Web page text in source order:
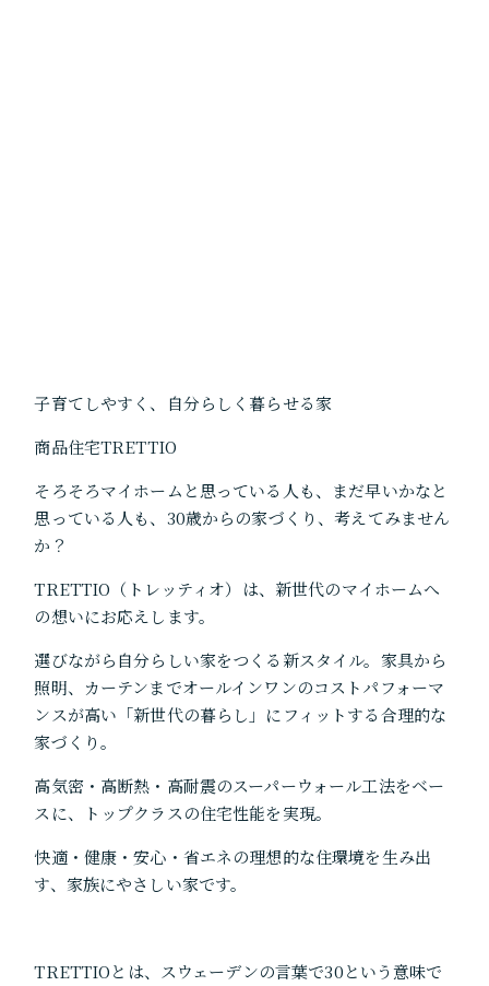
子育てしやすく、自分らしく暮らせる家
商品住宅TRETTIO
そろそろマイホームと思っている人も、まだ早いかなと
思っている人も、30歳からの家づくり、考えてみません
か？
TRETTIO（トレッティオ）は、新世代のマイホームへ
の想いにお応えします。
選びながら自分らしい家をつくる新スタイル。家具から
照明、カーテンまでオールインワンのコストパフォーマ
ンスが高い「新世代の暮らし」にフィットする合理的な
家づくり。
高気密・高断熱・高耐震のスーパーウォール工法をベー
スに、トップクラスの住宅性能を実現。
快適・健康・安心・省エネの理想的な住環境を生み出
す、家族にやさしい家です。
TRETTIOとは、スウェーデンの言葉で30という意味で